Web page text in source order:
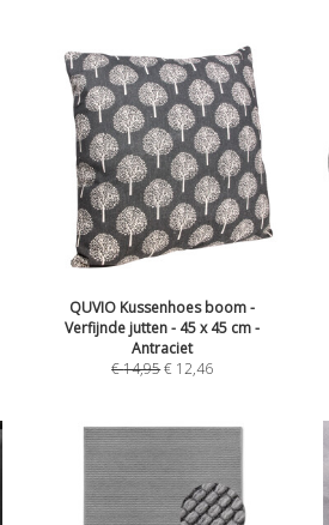
QUVIO Kussenhoes boom -
Verfijnde jutten - 45 x 45 cm -
Antraciet
€14,95€ 12,46